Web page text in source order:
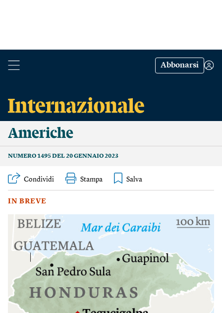
Abbonarsi
Americhe
NUMERO 1495 DEL 20 GENNAIO 2023
Condividi Stampa
IN BREVE